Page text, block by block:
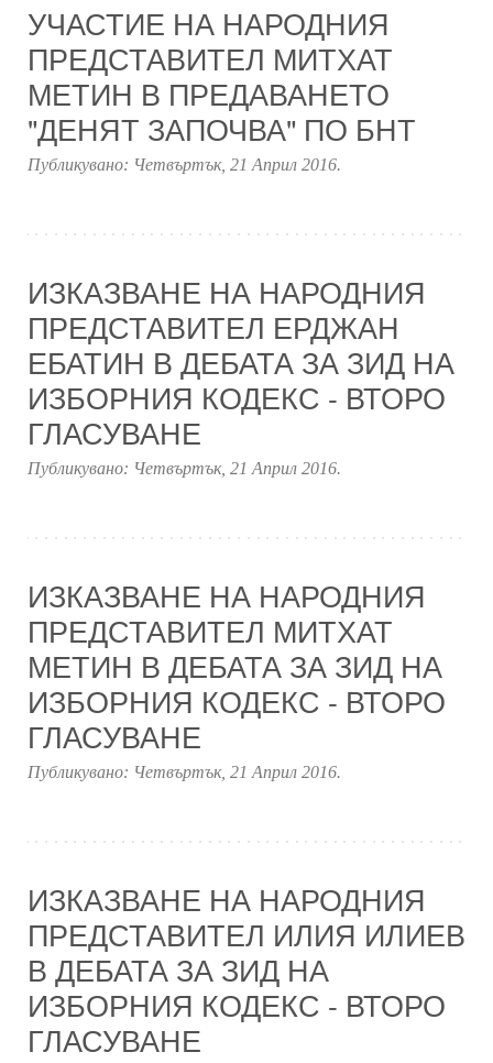
УЧАСТИЕ НА НАРОДНИЯ
ПРЕДСТАВИТЕЛ МИТХАТ
МЕТИН В ПРЕДАВАНЕТО
"ДЕНЯТ ЗАПОЧВА" ПО БНТ
Публикувано: Четвъртък, 21 Април 2016.
ИЗКАЗВАНЕ НА НАРОДНИЯ
ПРЕДСТАВИТЕЛ ЕРДЖАН
ЕБАТИН В ДЕБАТА ЗА ЗИД НА
ИЗБОРНИЯ КОДЕКС - ВТОРО
ГЛАСУВАНЕ
Публикувано: Четвъртък, 21 Април 2016.
ИЗКАЗВАНЕ НА НАРОДНИЯ
ПРЕДСТАВИТЕЛ МИТХАТ
МЕТИН В ДЕБАТА ЗА ЗИД НА
ИЗБОРНИЯ КОДЕКС - ВТОРО
ГЛАСУВАНЕ
Публикувано: Четвъртък, 21 Април 2016.
ИЗКАЗВАНЕ НА НАРОДНИЯ
ПРЕДСТАВИТЕЛ ИЛИЯ ИЛИЕВ
В ДЕБАТА ЗА ЗИД НА
ИЗБОРНИЯ КОДЕКС - ВТОРО
ГЛАСУВАНЕ